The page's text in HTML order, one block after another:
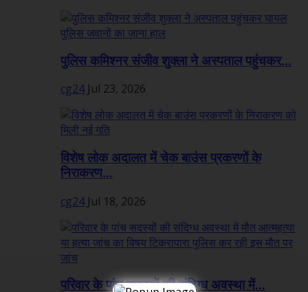
पुलिस कमिश्नर संजीव शुक्ला ने अस्पताल पहुंचकर...
cg24 Jul 23, 2026
विशेष लोक अदालत में चेक बाउंस प्रकरणों के
निराकरण...
cg24 Jul 18, 2026
परिवार के पांच सदस्यों की संदिग्ध अवस्था में...